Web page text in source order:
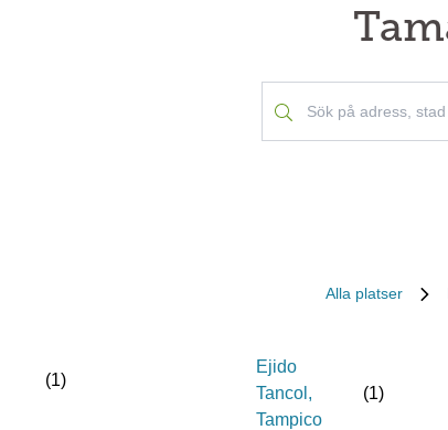
Alla platser
(1)
Ejido
Tancol,
Tampico
(1)